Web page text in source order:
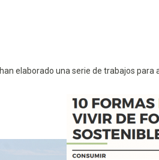
elaborado una serie de trabajos